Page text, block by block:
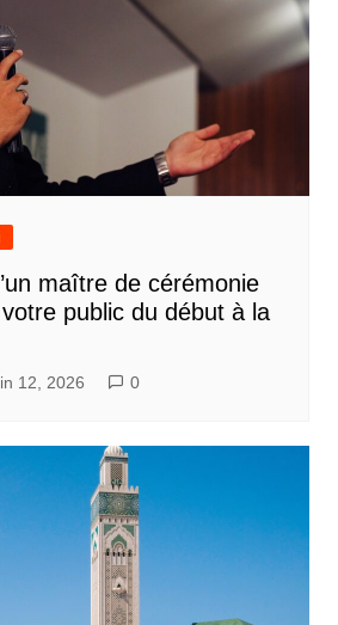
maître de cérémonie
public du début à la
12, 2026 0